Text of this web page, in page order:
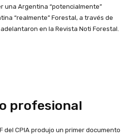
una Argentina “potencialmente”
“realmente” Forestal, a través de
en la Revista Noti Forestal.
profesional
del CPIA produjo un primer documento